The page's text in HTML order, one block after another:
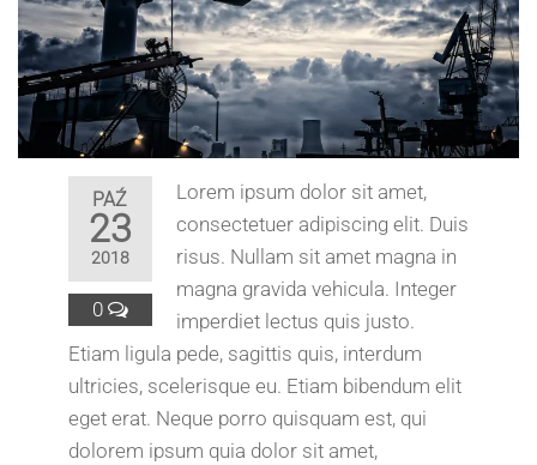
PAŹ
23
2018
0
Lorem ipsum dolor sit amet,
consectetuer adipiscing elit. Duis
risus. Nullam sit amet magna in
magna gravida vehicula. Integer
imperdiet lectus quis justo.
Etiam ligula pede, sagittis quis, interdum
ultricies, scelerisque eu. Etiam bibendum elit
eget erat. Neque porro quisquam est, qui
dolorem ipsum quia dolor sit amet,